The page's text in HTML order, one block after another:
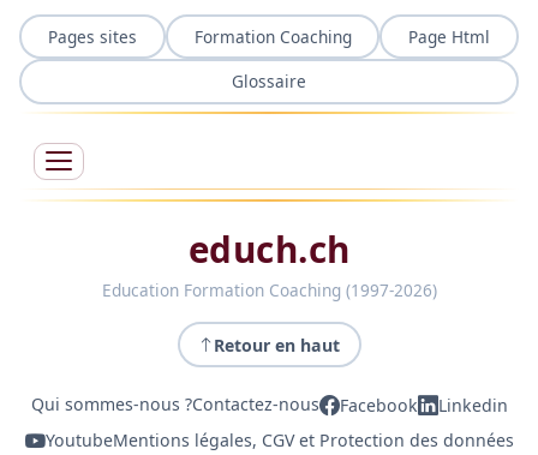
Pages sites Formation Coaching
Page Html
Glossaire
educh.ch
Education Formation Coaching (1997-2026)
Retour en haut
Qui sommes-nous ?Contactez-nous Facebook
Linkedin
YoutubeMentions légales, CGV et Protection des données